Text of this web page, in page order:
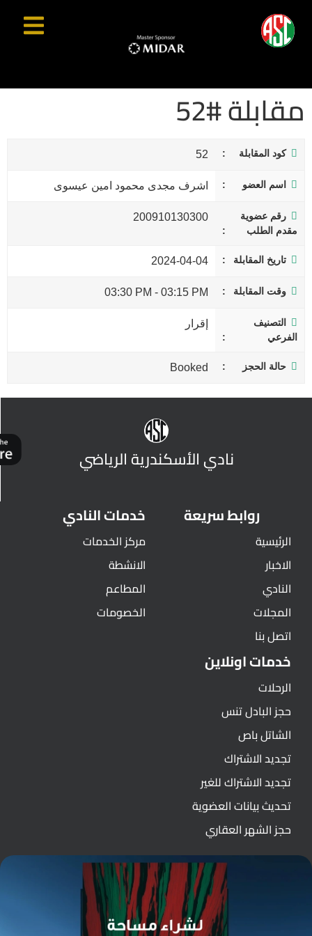
مقابلة #52
كود المقابلة 52
اسم العضو اشرف مجدى محمود امين عيسوى
رقم عضوية
مقدم الطلب
200910130300
تاريخ المقابلة 2024-04-04
وقت المقابلة 03:15 PM
-
03:30 PM
التصنيف
الفرعي
إقرار
حالة الحجز Booked
نادي الأسكندرية الرياضي
روابط سريعة
الرئيسية
الاخبار
النادي
المجلات
اتصل بنا
خدمات النادي
مركز الخدمات
الانشطة
المطاعم
الخصومات
خدمات اونلاين
الرحلات
حجز البادل تنس
الشاتل باص
تجديد الاشتراك
تجديد الاشتراك للغير
تحديث بيانات العضوية
حجز الشهر العقاري